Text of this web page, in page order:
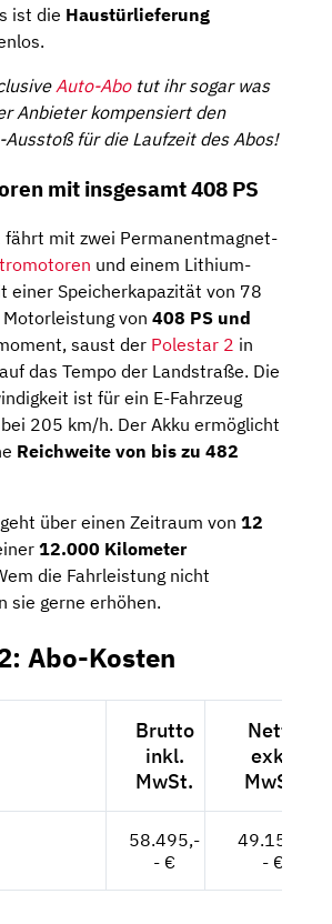
ist die Haustürlieferung
Auto-Abotut ihr sogar was
Anbieter kompensiert den
Ausstoß für die Laufzeit des Abos!
mit insgesamt 408 PS
fährt mit zwei Permanentmagnet-
und einem Lithium-
einer Speicherkapazität von 78
von 408 PS und
saust der Polestar 2 in
das Tempo der Landstraße. Die
ist für ein E-Fahrzeug
205 km/h. Der Akku ermöglicht
Reichweite von bis zu 482
über einen Zeitraum von 12
12.000 Kilometer
die Fahrleistung nicht
sie gerne erhöhen.
Abo-Kosten
Brutto
inkl.
MwSt.
Netto
exkl.
MwSt.
58.495,-
- €
49.155,-
- €